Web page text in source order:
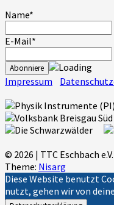
Name*
E-Mail*
Impressum
© 2026 | TTC Eschbach
Theme: Nisarg
Diese Website benutzt
nutzt, gehen wir von